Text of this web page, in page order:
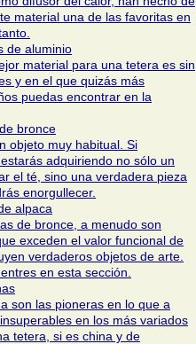
material una de las favoritas en
de aluminio
material para una tetera es sin
y en el que quizás más
puedas encontrar en la
bronce
objeto muy habitual. Si
adquiriendo no sólo un
el té, sino una verdadera pieza
enorgullecer.
alpaca
de bronce, a menudo son
exceden el valor funcional de
verdaderos objetos de arte.
en esta sección.
son las pioneras en lo que a
en los más variados
tetera, si es china y de